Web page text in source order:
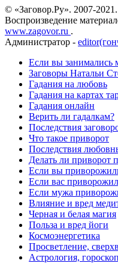
© «Заговор.Ру». 2007-
Воспроизведение
www.zagovor.ru .
Администратор -
Если вы занимались
Заговоры Натальи
Гадания на любовь
Гадания на картах
Гадания онлайн
Верить ли гадалкам?
Последствия
Что такое приворот
Последствия
Делать ли приворот
Если вы
Если вас
Если мужа
Влияние и вред
Черная и белая магия
Польза и вред йоги
Космоэнергетика
Просветление,
Астрология,